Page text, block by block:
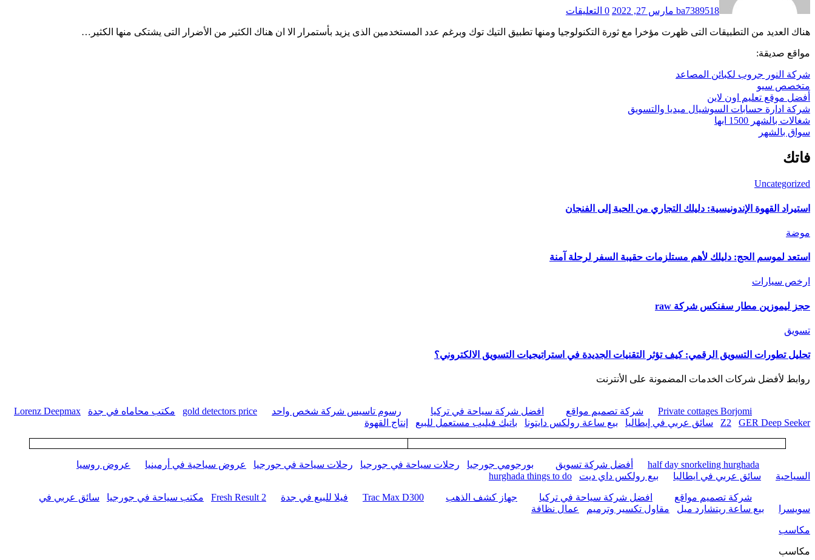
ba7389518 مارس 27, 2022 0 التعليقات
هناك العديد من التطبيقات التى ظهرت مؤخرا مع ثورة التكنولوجيا ومنها تطبيق التيك توك وبرغم عدد المستخدمين الذى يزيد بأستمرار الا ان هناك الكثير من الأضرار التى يشتكى منها الكثير…
مواقع صديقة:
شركة النور جروب لكبائن المصاعد
متخصص سيو
أفضل موقع تعليم اون لاين
شركة ادارة حسابات السوشيال ميديا والتسويق
شغالات بالشهر 1500 ابها
سواق بالشهر
فاتك
Uncategorized
استيراد القهوة الإندونيسية: دليلك التجاري من الحبة إلى الفنجان
موضة
استعد لموسم الحج: دليلك لأهم مستلزمات حقيبة السفر لرحلة آمنة
ارخص سيارات
حجز ليموزين مطار سفنكس شركة raw
تسويق
تحليل تطورات التسويق الرقمي: كيف تؤثر التقنيات الجديدة في استراتيجيات التسويق الالكتروني؟
روابط لأفضل شركات الخدمات المضمونة على الأنترنت
Private cottages Borjomi شركة تصميم مواقع افضل شركة سياحة في تركيا رسوم تاسيس شركة شخص واحد gold detectors price مكتب محاماه في جدة
Lorenz Deepmax
Z2
GER Deep Seeker سائق عربي في إيطاليا بيع ساعة رولكس دايتونا باتيك فيليب مستعمل للبيع إنتاج القهوة
half day snorkeling hurghada أفضل شركة تسويق بورجومي جورجيا رحلات سياحة في جورجيا رحلات سياحة في جورجيا عروض سياحية في أرمينيا
عروض روسيا
السياحية
سائق عربي في ايطاليا بيع رولكس داي ديت hurghada things to do
شركة تصميم مواقع افضل شركة سياحة في تركيا جهاز كشف الذهب Trac Max D300 فيلا للبيع في جدة Fresh Result 2 مكتب سياحة في جورجيا
سائق عربي في
سويسرا
بيع ساعة ريتشارد ميل مقاول تكسير وترميم عمال نظافة
مكاسب
مكاسب